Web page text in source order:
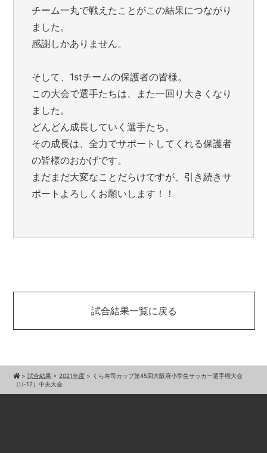
チーム一丸で戦えたことがこの結果につながり
ました。
感謝しかありません。
そして、1stチームの保護者の皆様。
この大会で選手たちは、また一回り大きくなり
ました。
どんどん成長していく選手たち。
その成長は、全力でサポートしてくれる保護者
の皆様のおかげです。
まだまだ大変なことだらけですが、引き続きサ
ポートよろしくお願いします！！
試合結果一覧に戻る
>試合結果 > 2021年度 > くら寿司カップ第45回大阪府小学生サッカー選手権大会
（U-12）中央大会